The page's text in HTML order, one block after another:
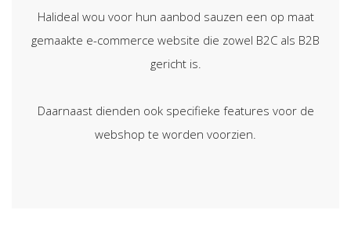
Halideal wou voor hun aanbod sauzen een op maat
gemaakte e-commerce website die zowel B2C als B2B
gericht is.
Daarnaast dienden ook specifieke features voor de
webshop te worden voorzien.